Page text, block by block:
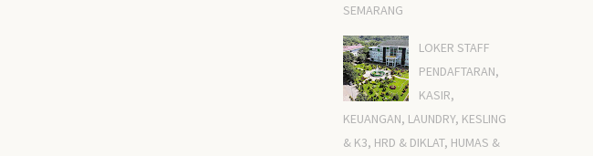
SEMARANG
LOKER STAFF
PENDAFTARAN,
KASIR,
KEUANGAN, LAUNDRY, KESLING
& K3, HRD & DIKLAT, HUMAS &